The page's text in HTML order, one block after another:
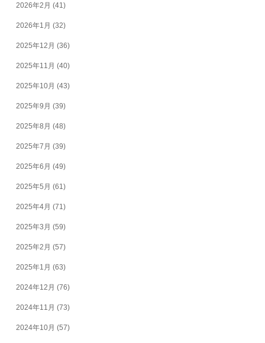
2026年2月 (41)
2026年1月 (32)
2025年12月 (36)
2025年11月 (40)
2025年10月 (43)
2025年9月 (39)
2025年8月 (48)
2025年7月 (39)
2025年6月 (49)
2025年5月 (61)
2025年4月 (71)
2025年3月 (59)
2025年2月 (57)
2025年1月 (63)
2024年12月 (76)
2024年11月 (73)
2024年10月 (57)